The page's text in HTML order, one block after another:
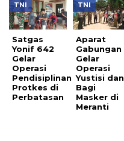
TNI
Satgas
Yonif 642
Gelar
Operasi
Pendisiplinan
Protkes di
Perbatasan
TNI
Aparat
Gabungan
Gelar
Operasi
Yustisi dan
Bagi
Masker di
Meranti